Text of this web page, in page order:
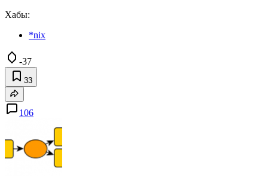
Хабы:
*nix
-37
33
106